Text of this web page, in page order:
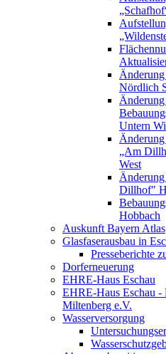
Nördlich
Untern
„Am
West
Dillhof"
Hobbach
Auskunft Bayern Atlas
Glasfaserausbau in
Presseberichte
Dorferneuerung
EHRE-Haus Eschau
EHRE-Haus Eschau
Miltenberg e.V.
Wasserversorgung